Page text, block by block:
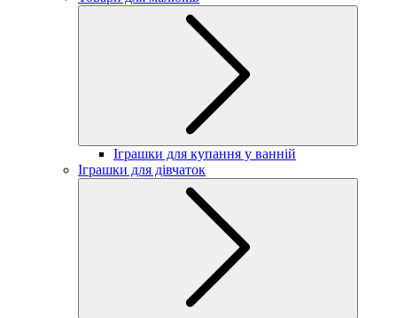
Іграшки для купання у ванній
Іграшки для дівчаток